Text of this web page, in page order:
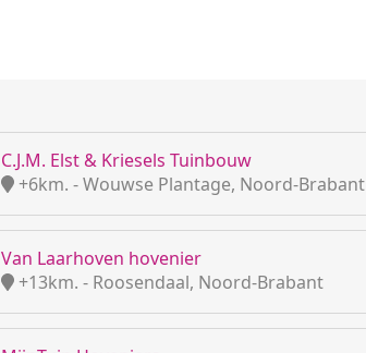
C.J.M. Elst & Kriesels Tuinbouw
+6km. - Wouwse Plantage, Noord-Brabant
Van Laarhoven hovenier
+13km. - Roosendaal, Noord-Brabant